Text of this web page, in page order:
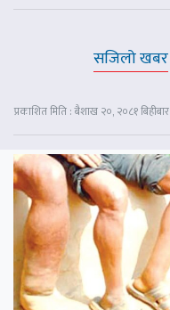
सजिलो खबर
प्रकाशित मिति : बैशाख २०, २०८१ बिहीबार